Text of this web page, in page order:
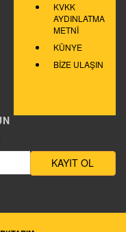
KVKK
AYDINLATMA
METNİ
KÜNYE
BİZE ULAŞIN
KAYIT OL